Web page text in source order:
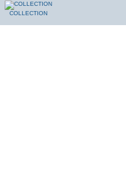
COLLECTION